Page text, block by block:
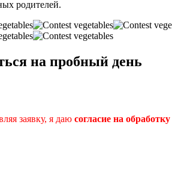
родителей.
на пробный день
заявку, я даю согласие на обработку